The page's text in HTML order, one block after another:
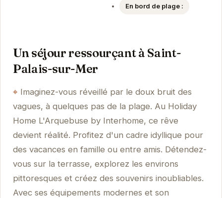
En bord de plage :
Un séjour ressourçant à Saint-
Palais-sur-Mer
Imaginez-vous réveillé par le doux bruit des
vagues, à quelques pas de la plage. Au Holiday
Home L'Arquebuse by Interhome, ce rêve
devient réalité. Profitez d'un cadre idyllique pour
des vacances en famille ou entre amis. Détendez-
vous sur la terrasse, explorez les environs
pittoresques et créez des souvenirs inoubliables.
Avec ses équipements modernes et son